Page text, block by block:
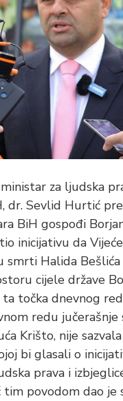
za ljudska
dr. Sevlid Hurtić
BiH gospođi
inicijativu da
smrti Halida
cijele države
točka dnevnog
redu jučerašnje
Krišto, nije
bi glasali o
prava i
povodom dao je